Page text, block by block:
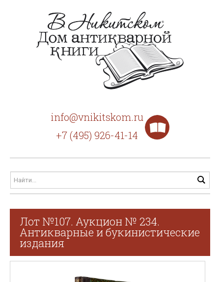
info@vnikitskom.ru
+7 (495) 926-41-14
Лот №107. Аукцион № 234.
Антикварные и букинистические
издания